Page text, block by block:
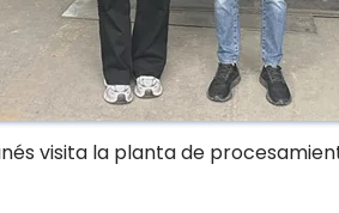
visita la planta de